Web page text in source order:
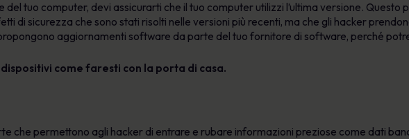
del tuo computer, devi assicurarti che il tuo computer utilizzi l’ultima versione. Questo
di sicurezza che sono stati risolti nelle versioni più recenti, ma che gli hacker
aggiornamenti software da parte del tuo fornitore di software, perché
come faresti con la porta di casa.
che permettono agli hacker di entrare e rubare informazioni preziose come dati